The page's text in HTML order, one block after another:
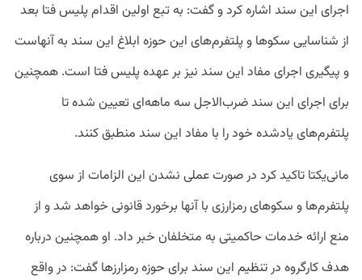
اجرای این سند اشاره کرد و گفت: به تبع اولین اقدام پلیس فتا بعد
از شناسایی سکوها و پلتفرم‌های این حوزه ابلاغ این سند به آنهاست
و پیگیری اجرای مفاد این سند نیز بر عهده پلیس فتا است. همچنین
برای اجرای این سند ضرب‌الاجل سه ماهه‌ای تعیین شده تا
پلتفرم‌های یادشده خود را با مفاد این سند منطبق کنند.
مانی‌یکتا تاکید کرد در صورت عملی نشدن این الزامات از سوی
پلتفرم‌ها و سکوهای رمزارزی با آنها برخورد قانونی خواهد شد و از
منع ارائه خدمات حاکمیتی به متخلفان خبر داد. او همچنین درباره
هدف کارگروه در تنظیم این سند برای حوزه رمزارزها گفت: در واقع